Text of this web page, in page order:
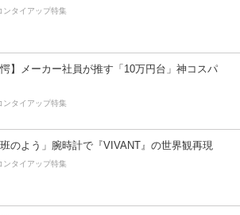
ンタイアップ特集
愕】メーカー社員が推す「10万円台」神コスパ
ンタイアップ特集
班のよう」腕時計で『VIVANT』の世界観再現
ンタイアップ特集